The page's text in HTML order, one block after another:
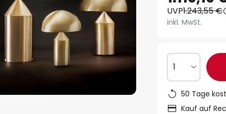
UVP1.243,55 €
inkl. MwSt.
1
50 Tage
Kauf auf